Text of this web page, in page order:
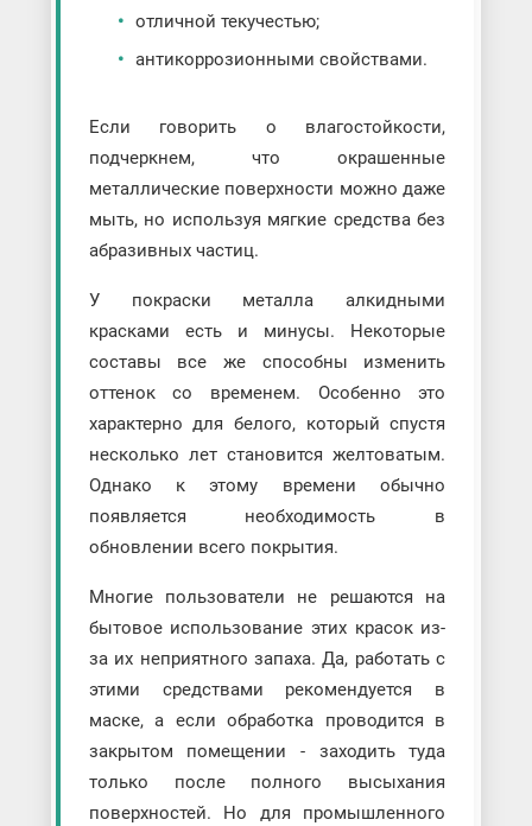
отличной текучестью;
антикоррозионными свойствами.
Если говорить о влагостойкости,
подчеркнем, что окрашенные
металлические поверхности можно даже
мыть, но используя мягкие средства без
абразивных частиц.
У покраски металла алкидными
красками есть и минусы. Некоторые
составы все же способны изменить
оттенок со временем. Особенно это
характерно для белого, который спустя
несколько лет становится желтоватым.
Однако к этому времени обычно
появляется необходимость в
обновлении всего покрытия.
Многие пользователи не решаются на
бытовое использование этих красок из-
за их неприятного запаха. Да, работать с
этими средствами рекомендуется в
маске, а если обработка проводится в
закрытом помещении - заходить туда
только после полного высыхания
поверхностей. Но для промышленного